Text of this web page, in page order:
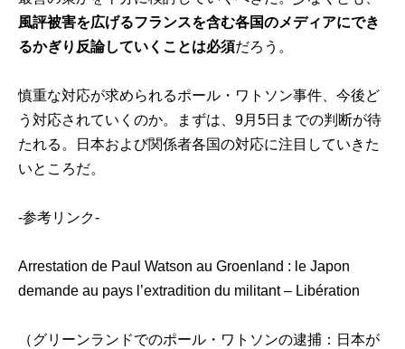
風評被害を広げるフランスを含む各国のメディアにでき
るかぎり反論していくことは必須だろう。
慎重な対応が求められるポール・ワトソン事件、今後ど
う対応されていくのか。まずは、9月5日までの判断が待
たれる。日本および関係者各国の対応に注目していきた
いところだ。
-参考リンク-
Arrestation de Paul Watson au Groenland : le Japon
demande au pays l’extradition du militant – Libération
（グリーンランドでのポール・ワトソンの逮捕：日本が